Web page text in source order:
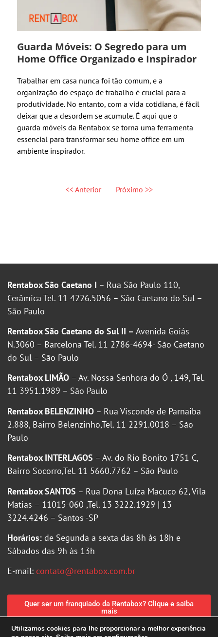
Guarda Móveis: O Segredo para um
Home Office Organizado e Inspirador
Trabalhar em casa nunca foi tão comum, e a
organização do espaço de trabalho é crucial para a
produtividade. No entanto, com a vida cotidiana, é fácil
deixar que a desordem se acumule. É aqui que o
guarda móveis da Rentabox se torna uma ferramenta
essencial para transformar seu home office em um
ambiente inspirador.
<< Anterior Próximo >>
Rentabox São Caetano I – Rua São Paulo 110,
Cerâmica Tel. 11 4226.5056 – São Caetano do Sul –
São Paulo
Rentabox São Caetano do Sul II – Avenida Goiás
N.3060 – Barcelona Tel. 11 2786-4694- São Caetano
do Sul – São Paulo
Rentabox LIMÃO – Av. Nossa Senhora do Ó , 149, Tel.
11 3951.1989 – São Paulo
Rentabox BELENZINHO – Rua Visconde de Parnaiba
2.888, Bairro Belenzinho,Tel. 11 2291.0018 – São
Paulo
Rentabox INTERLAGOS – Av. do Rio Bonito 1751 C,
Bairro Socorro,Tel. 11 5660.7762 – São Paulo
Rentabox SANTOS – Rua Dona Luíza Macuco 62, Vila
Matias – 11015-060 ,Tel. 13 3222.1929 | 13
3224.4246 – Santos -SP
Horários: de Segunda a sexta das 8h às 18h e
Sábados das 9h às 13h
E-mail: contato@rentabox.com.br
Quer ser um franquiado da Rentabox? Clique e saiba
mais
Utilizamos cookies para lhe proporcionar a melhor experiência